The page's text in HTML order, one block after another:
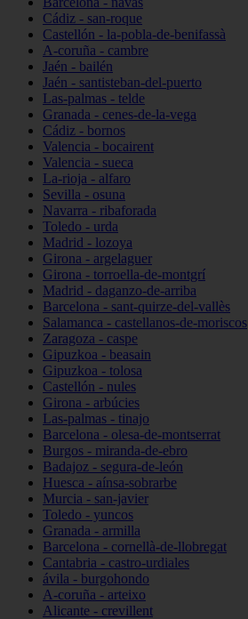
Cádiz - san-roque
Castellón - la-pobla-de-benifassà
A-coruña - cambre
Jaén - bailén
Jaén - santisteban-del-puerto
Las-palmas - telde
Granada - cenes-de-la-vega
Cádiz - bornos
Valencia - bocairent
Valencia - sueca
La-rioja - alfaro
Sevilla - osuna
Navarra - ribaforada
Toledo - urda
Madrid - lozoya
Girona - argelaguer
Girona - torroella-de-montgrí
Madrid - daganzo-de-arriba
Barcelona - sant-quirze-del-vallès
Salamanca - castellanos-de-moriscos
Zaragoza - caspe
Gipuzkoa - beasain
Gipuzkoa - tolosa
Castellón - nules
Girona - arbúcies
Las-palmas - tinajo
Barcelona - olesa-de-montserrat
Burgos - miranda-de-ebro
Badajoz - segura-de-león
Huesca - aínsa-sobrarbe
Murcia - san-javier
Toledo - yuncos
Granada - armilla
Barcelona - cornellà-de-llobregat
Cantabria - castro-urdiales
ávila - burgohondo
A-coruña - arteixo
Alicante - crevillent